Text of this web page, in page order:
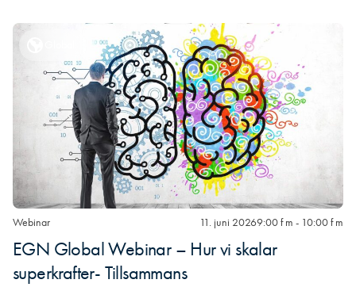
Webinar 11. juni 20269:00 f m - 10:00 f m
EGN Global Webinar – Hur vi skalar
superkrafter- Tillsammans